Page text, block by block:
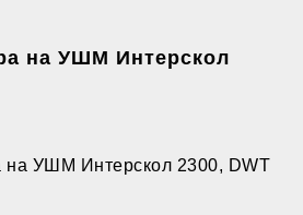
на УШМ Интерскол